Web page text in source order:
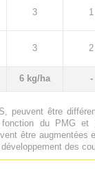
3 1
3 2
6 kg/ha -
peuvent être
du PMG
être
des